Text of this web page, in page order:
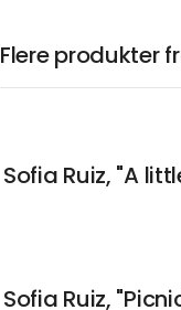
Flere produkter
Sofia Ruiz, "A
Sofia Ruiz,